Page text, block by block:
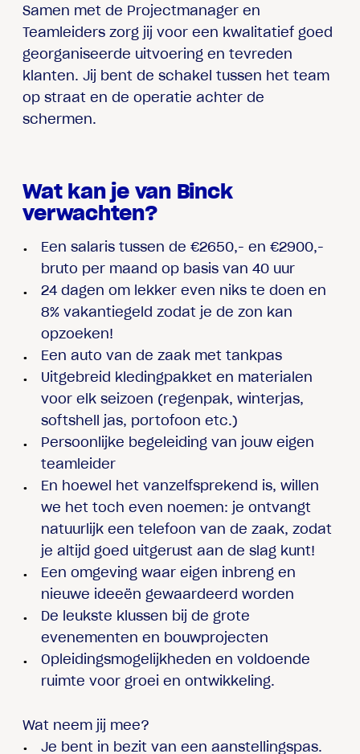
Samen met de Projectmanager en
Teamleiders zorg jij voor een kwalitatief goed
georganiseerde uitvoering en tevreden
klanten. Jij bent de schakel tussen het team
op straat en de operatie achter de
schermen.
Wat kan je van Binck
verwachten?
Een salaris tussen de €2650,- en €2900,-
bruto per maand op basis van 40 uur
24 dagen om lekker even niks te doen en
8% vakantiegeld zodat je de zon kan
opzoeken!
Een auto van de zaak met tankpas
Uitgebreid kledingpakket en materialen
voor elk seizoen (regenpak, winterjas,
softshell jas, portofoon etc.)
Persoonlijke begeleiding van jouw eigen
teamleider
En hoewel het vanzelfsprekend is, willen
we het toch even noemen: je ontvangt
natuurlijk een telefoon van de zaak, zodat
je altijd goed uitgerust aan de slag kunt!
Een omgeving waar eigen inbreng en
nieuwe ideeën gewaardeerd worden
De leukste klussen bij de grote
evenementen en bouwprojecten
Opleidingsmogelijkheden en voldoende
ruimte voor groei en ontwikkeling.
Wat neem jij mee?
Je bent in bezit van een aanstellingspas.